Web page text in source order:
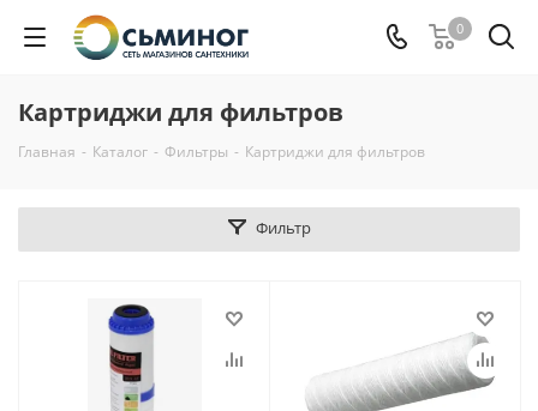
0
Картриджи для фильтров
Главная - Каталог - Фильтры - Картриджи для фильтров
Фильтр